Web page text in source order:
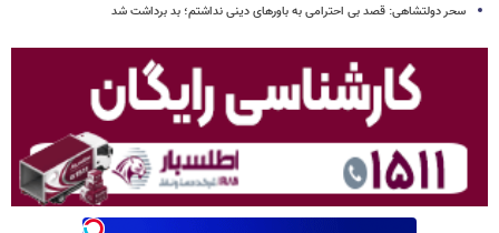
سحر دولتشاهی: قصد بی احترامی به باورهای دینی نداشتم؛ بد برداشت شد